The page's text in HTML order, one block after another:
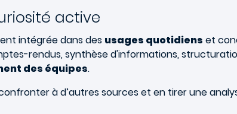
active
intégrée dans des usages quotidiens et
rendus, synthèse d'informations,
des équipes.
à d’autres sources et en tirer une